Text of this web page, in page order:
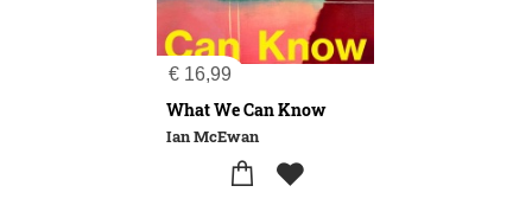
€ 16,99
What We Can Know
Ian McEwan